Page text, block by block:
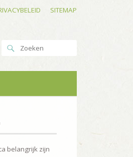
SITEMAP
belangrijk zijn